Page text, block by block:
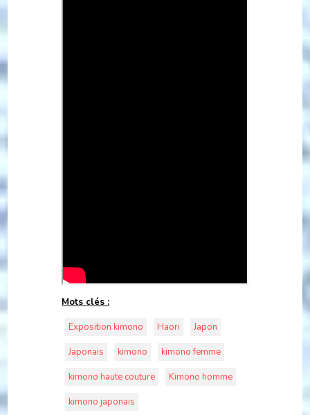
Mots clés :
Exposition kimono
Haori
Japon
Japonais
kimono
kimono femme
kimono haute couture
Kimono homme
kimono japonais